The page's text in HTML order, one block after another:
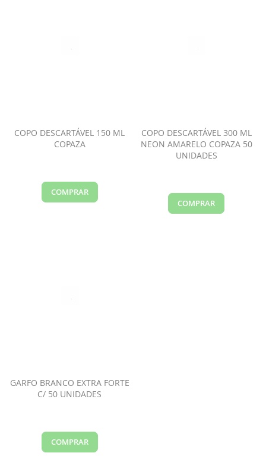
COPO DESCARTÁVEL 150 ML
COPAZA
COMPRAR
COPO DESCARTÁVEL 300 ML
NEON AMARELO COPAZA 50
UNIDADES
COMPRAR
GARFO BRANCO EXTRA FORTE
C/ 50 UNIDADES
COMPRAR